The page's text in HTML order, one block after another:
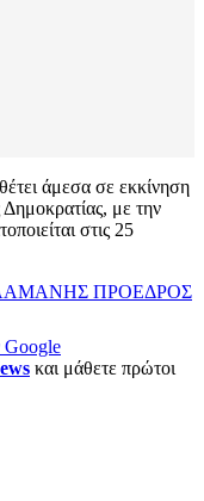
άμεσα σε εκκίνηση
Δημοκρατίας, με την
στις 25
ΠΡΟΕΔΡΟΣ
Google
και μάθετε πρώτοι